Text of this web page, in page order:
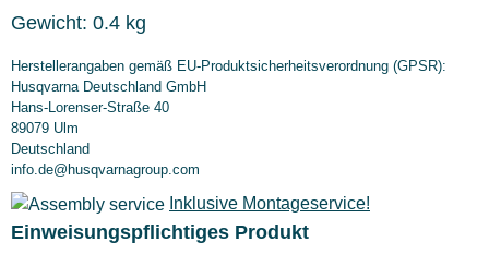
Gewicht: 0.4 kg
Herstellerangaben gemäß EU-Produktsicherheitsverordnung (GPSR):
Husqvarna Deutschland GmbH
Hans-Lorenser-Straße 40
89079 Ulm
Deutschland
info.de@husqvarnagroup.com
Inklusive Montageservice!
Einweisungspflichtiges Produkt